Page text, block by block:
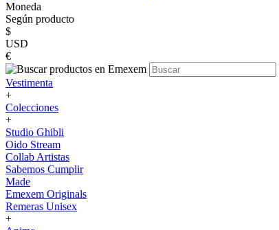
Moneda
Según producto
$
USD
€
Vestimenta
+
Colecciones
+
Studio Ghibli
Oido Stream
Collab Artistas
Sabemos Cumplir
Made
Emexem Originals
Remeras Unisex
+